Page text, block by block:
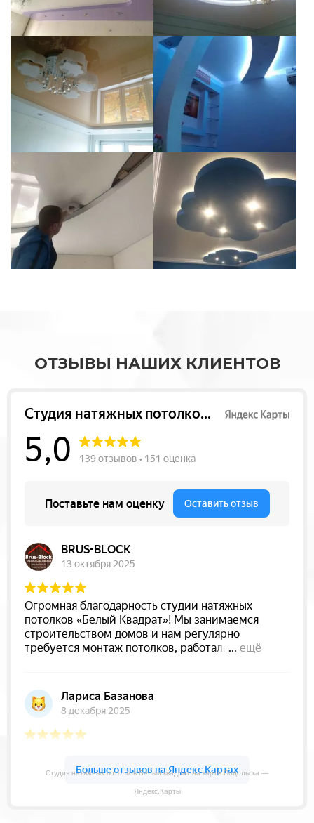
ОТЗЫВЫ НАШИХ КЛИЕНТОВ
Студия натяжных потолков Белый квадрат на карте Подольска —
Яндекс.Карты